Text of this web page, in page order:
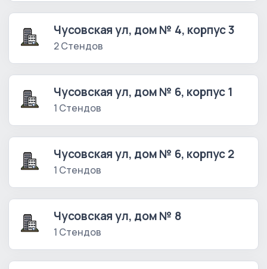
Чусовская ул, дом № 4, корпус 3
2 Стендов
Чусовская ул, дом № 6, корпус 1
1 Стендов
Чусовская ул, дом № 6, корпус 2
1 Стендов
Чусовская ул, дом № 8
1 Стендов